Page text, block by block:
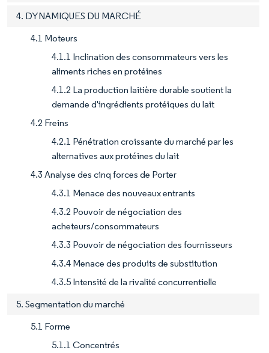
4. DYNAMIQUES DU MARCHÉ
4.1 Moteurs
4.1.1 Inclination des consommateurs vers les
aliments riches en protéines
4.1.2 La production laitière durable soutient la
demande d'ingrédients protéiques du lait
4.2 Freins
4.2.1 Pénétration croissante du marché par les
alternatives aux protéines du lait
4.3 Analyse des cinq forces de Porter
4.3.1 Menace des nouveaux entrants
4.3.2 Pouvoir de négociation des
acheteurs/consommateurs
4.3.3 Pouvoir de négociation des fournisseurs
4.3.4 Menace des produits de substitution
4.3.5 Intensité de la rivalité concurrentielle
5. Segmentation du marché
5.1 Forme
5.1.1 Concentrés